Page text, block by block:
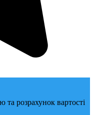
та розрахунок вартості